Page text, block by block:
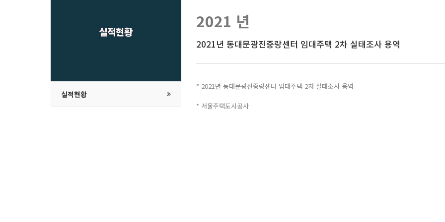
실적현황
실적현황
2021 년
2021년 동대문광진중랑센터 임대주택 2차 실태조사 용역
* 2021년 동대문광진중랑센터 임대주택 2차 실태조사 용역
* 서울주택도시공사